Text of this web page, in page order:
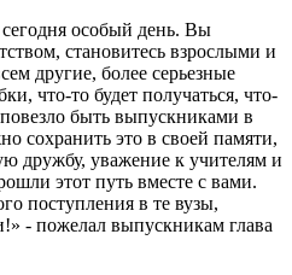
сегодня особый день. Вы
становитесь взрослыми и
другие, более серьезные
что-то будет получаться, что-
быть выпускниками в
сохранить это в своей памяти,
дружбу, уважение к учителям и
этот путь вместе с вами.
поступления в те вузы,
- пожелал выпускникам глава